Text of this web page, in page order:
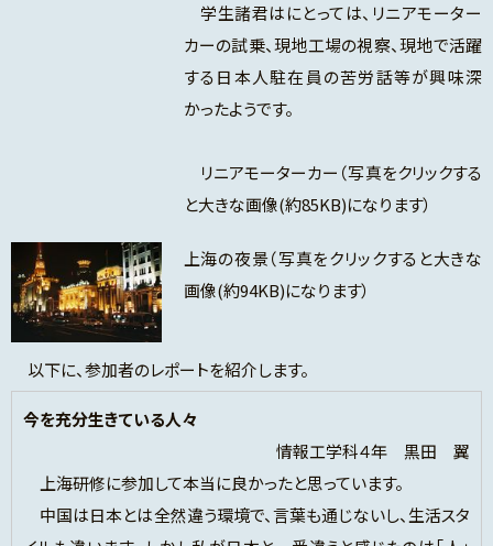
学生諸君はにとっては、リニアモーター
カーの試乗、現地工場の視察、現地で活躍
する日本人駐在員の苦労話等が興味深
かったようです。
リニアモーターカー（写真をクリックする
と大きな画像(約85KB)になります）
上海の夜景（写真をクリックすると大きな
画像(約94KB)になります）
以下に、参加者のレポートを紹介します。
今を充分生きている人々
情報工学科４年 黒田 翼
上海研修に参加して本当に良かったと思っています。
中国は日本とは全然違う環境で、言葉も通じないし、生活スタ